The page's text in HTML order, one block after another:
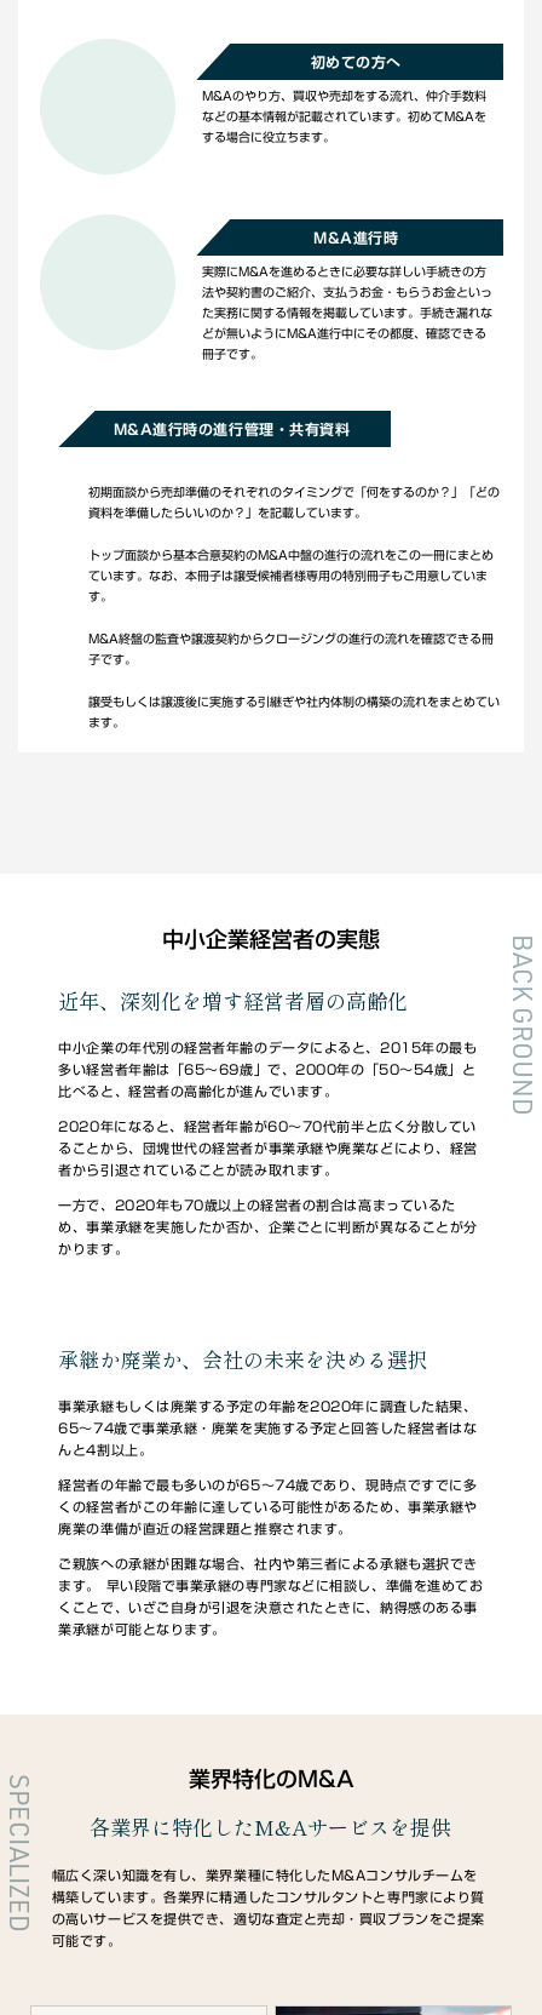
初めての方へ
M&Aのやり方、買収や売却をする流れ、仲介手数料
などの基本情報が記載されています。初めてM&Aを
する場合に役立ちます。
M&A進行時
実際にM&Aを進めるときに必要な詳しい手続きの方
法や契約書のご紹介、支払うお金・もらうお金といっ
た実務に関する情報を掲載しています。手続き漏れな
どが無いようにM&A進行中にその都度、確認できる
冊子です。
M&A進行時の進行管理・共有資料
初期面談から売却準備のそれぞれのタイミングで「何をするのか？」「どの
資料を準備したらいいのか？」を記載しています。
トップ面談から基本合意契約のM&A中盤の進行の流れをこの一冊にまとめ
ています。なお、本冊子は譲受候補者様専用の特別冊子もご用意していま
す。
M&A終盤の監査や譲渡契約からクロージングの進行の流れを確認できる冊
子です。
譲受もしくは譲渡後に実施する引継ぎや社内体制の構築の流れをまとめてい
ます。
BACK GROUND
中小企業経営者の実態
近年、深刻化を増す経営者層の高齢化
中小企業の年代別の経営者年齢のデータによると、2015年の最も
多い経営者年齢は「65～69歳」で、2000年の「50～54歳」と
比べると、経営者の高齢化が進んでいます。
2020年になると、経営者年齢が60～70代前半と広く分散してい
ることから、団塊世代の経営者が事業承継や廃業などにより、経営
者から引退されていることが読み取れます。
一方で、2020年も70歳以上の経営者の割合は高まっているた
め、事業承継を実施したか否か、企業ごとに判断が異なることが分
かります。
承継か廃業か、会社の未来を決める選択
事業承継もしくは廃業する予定の年齢を2020年に調査した結果、
65～74歳で事業承継・廃業を実施する予定と回答した経営者はな
んと4割以上。
経営者の年齢で最も多いのが65～74歳であり、現時点ですでに多
くの経営者がこの年齢に達している可能性があるため、事業承継や
廃業の準備が直近の経営課題と推察されます。
ご親族への承継が困難な場合、社内や第三者による承継も選択でき
ます。 早い段階で事業承継の専門家などに相談し、準備を進めてお
くことで、いざご自身が引退を決意されたときに、納得感のある事
業承継が可能となります。
SPECIALIZED 業界特化のM&A
各業界に特化したM&Aサービスを提供
幅広く深い知識を有し、業界業種に特化したM&Aコンサルチームを
構築しています。各業界に精通したコンサルタントと専門家により質
の高いサービスを提供でき、適切な査定と売却・買収プランをご提案
可能です。